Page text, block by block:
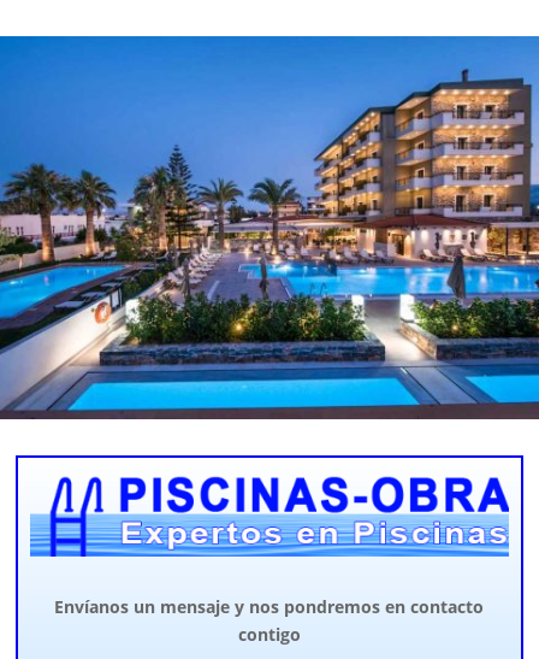
Envíanos un mensaje y nos pondremos en contacto
contigo